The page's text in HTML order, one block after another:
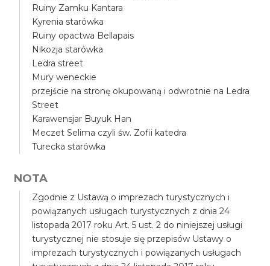
Ruiny Zamku Kantara
Kyrenia starówka
Ruiny opactwa Bellapais
Nikozja starówka
Ledra street
Mury weneckie
przejście na stronę okupowaną i odwrotnie na Ledra
Street
Karawensjar Buyuk Han
Meczet Selima czyli św. Zofii katedra
Turecka starówka
NOTA
Zgodnie z Ustawą o imprezach turystycznych i
powiązanych usługach turystycznych z dnia 24
listopada 2017 roku Art. 5 ust. 2 do niniejszej usługi
turystycznej nie stosuje się przepisów Ustawy o
imprezach turystycznych i powiązanych usługach